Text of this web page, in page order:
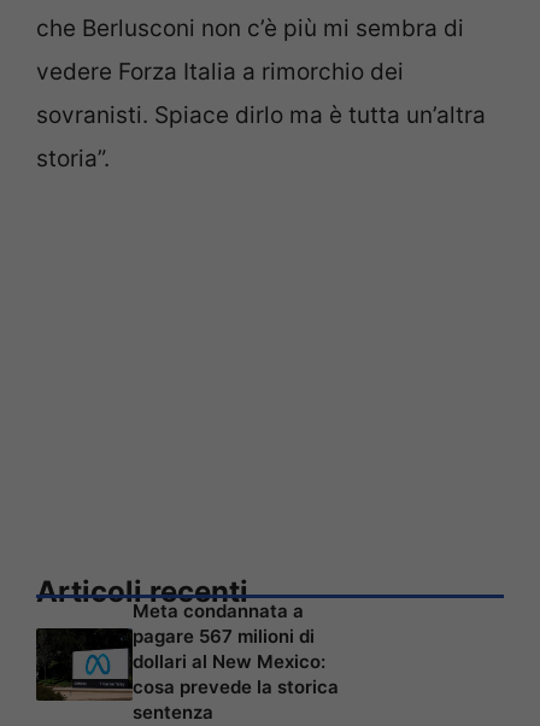
che Berlusconi non c’è più mi sembra di
vedere Forza Italia a rimorchio dei
sovranisti. Spiace dirlo ma è tutta un’altra
storia”.
Articoli recenti
Meta condannata a
pagare 567 milioni di
dollari al New Mexico:
cosa prevede la storica
sentenza